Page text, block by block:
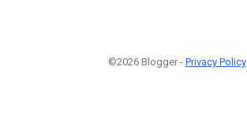
©2026 Blogger - Privacy Policy